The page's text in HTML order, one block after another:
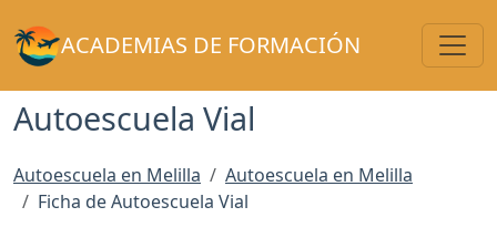
ACADEMIAS DE FORMACIÓN
Autoescuela Vial
Autoescuela en Melilla
Autoescuela en Melilla
Ficha de Autoescuela Vial